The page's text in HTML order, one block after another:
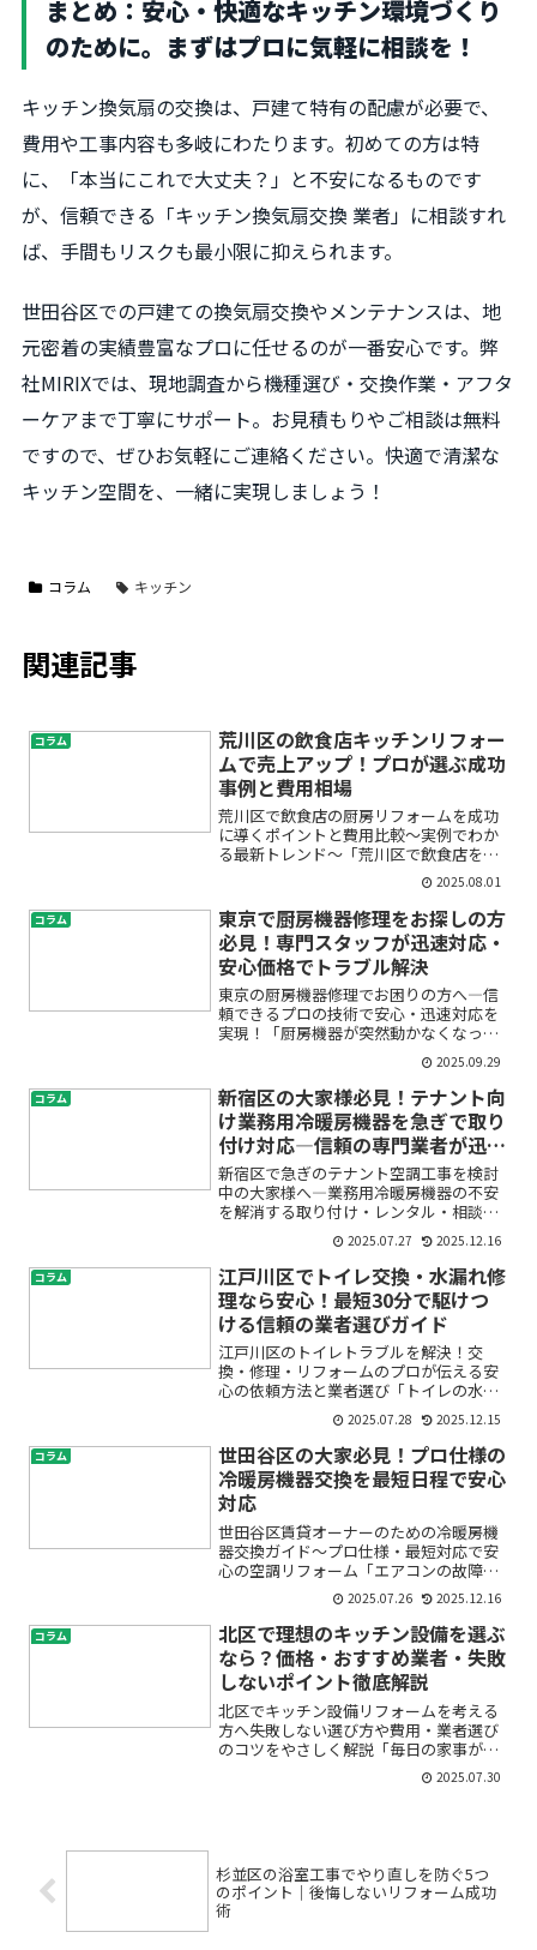
まとめ：安心・快適なキッチン環境づくり
のために。まずはプロに気軽に相談を！
キッチン換気扇の交換は、戸建て特有の配慮が必要で、
費用や工事内容も多岐にわたります。初めての方は特
に、「本当にこれで大丈夫？」と不安になるものです
が、信頼できる「キッチン換気扇交換 業者」に相談すれ
ば、手間もリスクも最小限に抑えられます。
世田谷区での戸建ての換気扇交換やメンテナンスは、地
元密着の実績豊富なプロに任せるのが一番安心です。弊
社MIRIXでは、現地調査から機種選び・交換作業・アフタ
ーケアまで丁寧にサポート。お見積もりやご相談は無料
ですので、ぜひお気軽にご連絡ください。快適で清潔な
キッチン空間を、一緒に実現しましょう！
コラム キッチン
関連記事
コラム
荒川区の飲食店キッチンリフォー
ムで売上アップ！プロが選ぶ成功
事例と費用相場
荒川区で飲食店の厨房リフォームを成功
に導くポイントと費用比較～実例でわか
る最新トレンド～「荒川区で飲食店を経
営しているけれど、キッチンが古くなっ
てきた」「厨房改装にどれくらい費用が
かかるのか不安」「店舗リノベーション
で本当に売上がアップする...
2025.08.01
コラム
東京で厨房機器修理をお探しの方
必見！専門スタッフが迅速対応・
安心価格でトラブル解決
東京の厨房機器修理でお困りの方へ―信
頼できるプロの技術で安心・迅速対応を
実現！「厨房機器が突然動かなくなっ
た」「業務用冷蔵庫が冷えない」「オー
ブンやフライヤーの調子がおかしい」と
いったトラブルに直面し、不安や焦りを
感じていませんか？飲食店や...
2025.09.29
コラム
新宿区の大家様必見！テナント向
け業務用冷暖房機器を急ぎで取り
付け対応―信頼の専門業者が迅速
サポート
新宿区で急ぎのテナント空調工事を検討
中の大家様へ―業務用冷暖房機器の不安
を解消する取り付け・レンタル・相談ガ
イドテナントやオフィスへの急な入居、
店舗オープン、季節の変わり目など、
「早く業務用エアコンや冷暖房機器を取
り付けたいけど、どこに相談...
2025.07.27 2025.12.16
コラム
江戸川区でトイレ交換・水漏れ修
理なら安心！最短30分で駆けつ
ける信頼の業者選びガイド
江戸川区のトイレトラブルを解決！交
換・修理・リフォームのプロが伝える安
心の依頼方法と業者選び「トイレの水が
止まらない…」「突然水漏れしてしまっ
た」「詰まりがひどくて自分ではどうに
もできない」――こんなお悩みありません
か？トイレは毎日使う生活...
2025.07.28 2025.12.15
コラム
世田谷区の大家必見！プロ仕様の
冷暖房機器交換を最短日程で安心
対応
世田谷区賃貸オーナーのための冷暖房機
器交換ガイド〜プロ仕様・最短対応で安
心の空調リフォーム「エアコンの故障連
絡が増えてきた」「古い機器のままでは
入居者に選ばれにくい…」世田谷区で賃
貸物件を運営する大家さんにとって、冷
暖房機器の交換やリフォー...
2025.07.26 2025.12.16
コラム
北区で理想のキッチン設備を選ぶ
なら？価格・おすすめ業者・失敗
しないポイント徹底解説
北区でキッチン設備リフォームを考える
方へ――失敗しない選び方や費用・業者選び
のコツをやさしく解説「毎日の家事がも
っと快適になればいいのに」「古くなっ
たキッチン設備をそろそろ新しくしたい
2025.07.30
杉並区の浴室工事でやり直しを防ぐ5つ
のポイント｜後悔しないリフォーム成功
術